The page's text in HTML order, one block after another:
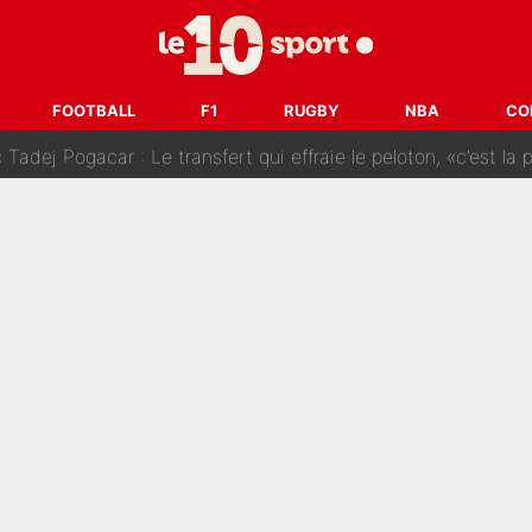
FOOTBALL F1 RUGBY NBA
: Les coulisses de la décision de Lucas Chevalier pour
sur CNews, un ancien journaliste de France Télévisions relance la
Tadej Pogacar : Le transfert qui effraie le peloton, «c’est la